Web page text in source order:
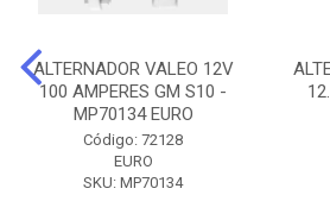
ALTERNADOR VALEO 12V
100 AMPERES GM S10 -
MP70134 EURO
Código: 72128
EURO
SKU: MP70134